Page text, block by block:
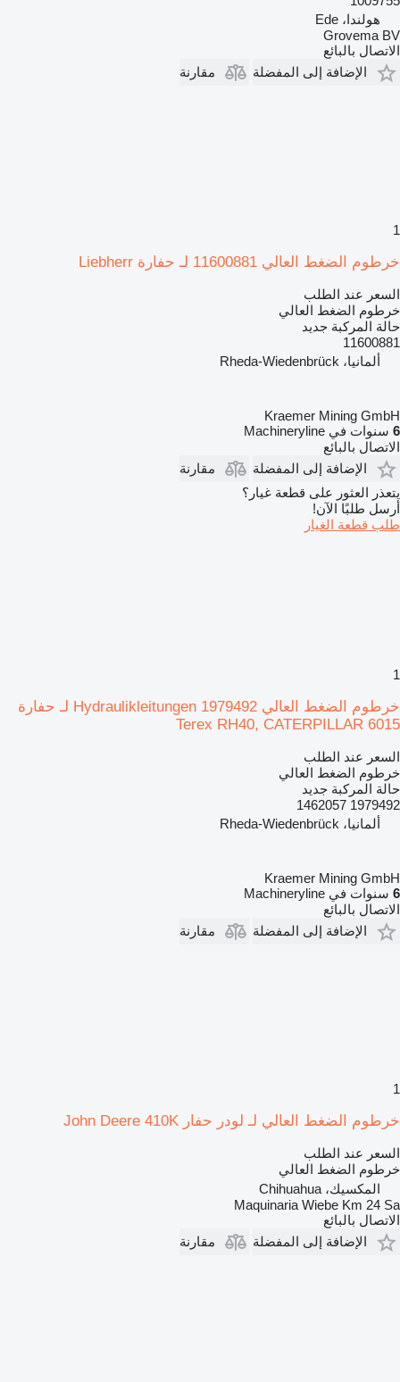
هولندا، Ede
Grovema BV
الاتصال بالبائع
الإضافة إلى المفضلة
مقارنة
1
خرطوم الضغط العالي 11600881 لـ حفارة Liebherr
السعر عند الطلب
خرطوم الضغط العالي
حالة المركبة جديد
11600881
ألمانيا، Rheda-Wiedenbrück
Kraemer Mining GmbH
6 سنوات في Machineryline
الاتصال بالبائع
الإضافة إلى المفضلة
مقارنة
يتعذر العثور على قطعة غيار؟
أرسل طلبًا الآن!
طلب قطعة الغيار
1
خرطوم الضغط العالي Hydraulikleitungen 1979492 لـ حفارة
Terex RH40, CATERPILLAR 6015
السعر عند الطلب
خرطوم الضغط العالي
حالة المركبة جديد
1979492 1462057
ألمانيا، Rheda-Wiedenbrück
Kraemer Mining GmbH
6 سنوات في Machineryline
الاتصال بالبائع
الإضافة إلى المفضلة
مقارنة
1
خرطوم الضغط العالي لـ لودر حفار John Deere 410K
السعر عند الطلب
خرطوم الضغط العالي
المكسيك، Chihuahua
Maquinaria Wiebe Km 24 Sa
الاتصال بالبائع
الإضافة إلى المفضلة
مقارنة